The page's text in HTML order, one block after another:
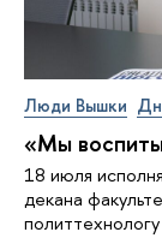
Люди Вышки
«Мы
18 июля
декана